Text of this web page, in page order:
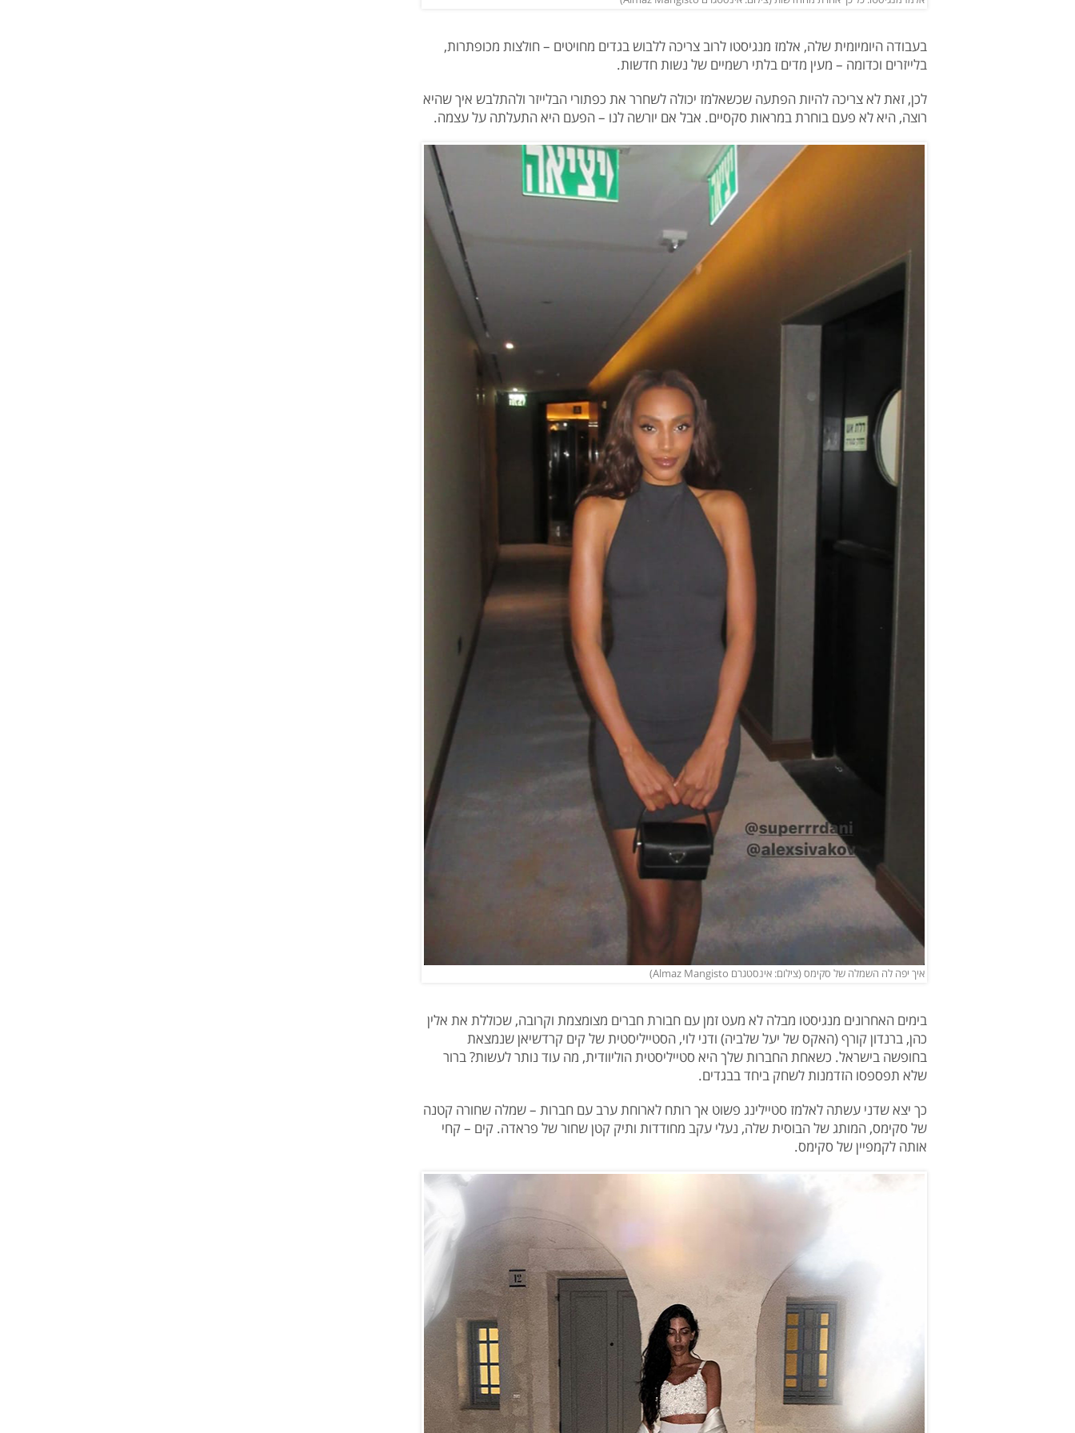
בעבודה היומיומית שלה, אלמז מנגיסטו לרוב צריכה ללבוש בגדים מחויטים – חולצות מכופתרות,
בלייזרים וכדומה – מעין מדים בלתי רשמיים של נשות חדשות.
לכן, זאת לא צריכה להיות הפתעה שכשאלמז יכולה לשחרר את כפתורי הבלייזר ולהתלבש איך שהיא
רוצה, היא לא פעם בוחרת במראות סקסיים. אבל אם יורשה לנו – הפעם היא התעלתה על עצמה.
איך יפה לה השמלה של סקימס (צילום: אינסטגרם Almaz Mangisto)
בימים האחרונים מנגיסטו מבלה לא מעט זמן עם חבורת חברים מצומצמת וקרובה, שכוללת את אלין
כהן, ברנדון קורף (האקס של יעל שלביה) ודני לוי, הסטייליסטית של קים קרדשיאן שנמצאת
בחופשה בישראל. כשאחת החברות שלך היא סטייליסטית הוליוודית, מה עוד נותר לעשות? ברור
שלא תפספסו הזדמנות לשחק ביחד בבגדים.
כך יצא שדני עשתה לאלמז סטיילינג פשוט אך רותח לארוחת ערב עם חברות – שמלה שחורה קטנה
של סקימס, המותג של הבוסית שלה, נעלי עקב מחודדות ותיק קטן שחור של פראדה. קים – קחי
אותה לקמפיין של סקימס.